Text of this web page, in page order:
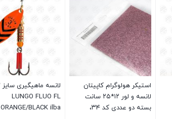
استیکر هولوگرام کاپیتان
لانسه و لور ۱۲*۲۵ سانت
بسته دو عددی کد ۳۴،
LUNGO FLUO FL
ORANGE/BLACK ilba